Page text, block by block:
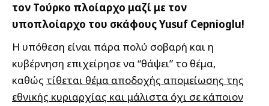
τον Τούρκο πλοίαρχο μαζί με τον
υποπλοίαρχο του σκάφους Yusuf Cepnioglu!
Η υπόθεση είναι πάρα πολύ σοβαρή και η
κυβέρνηση επιχείρησε να “θάψει” το θέμα,
καθώς τίθεται θέμα αποδοχής απομείωσης της
εθνικής κυριαρχίας και μάλιστα όχι σε κάποιον